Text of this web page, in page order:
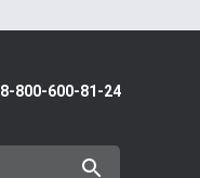
8-800-600-81-24